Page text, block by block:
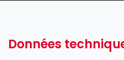
Données